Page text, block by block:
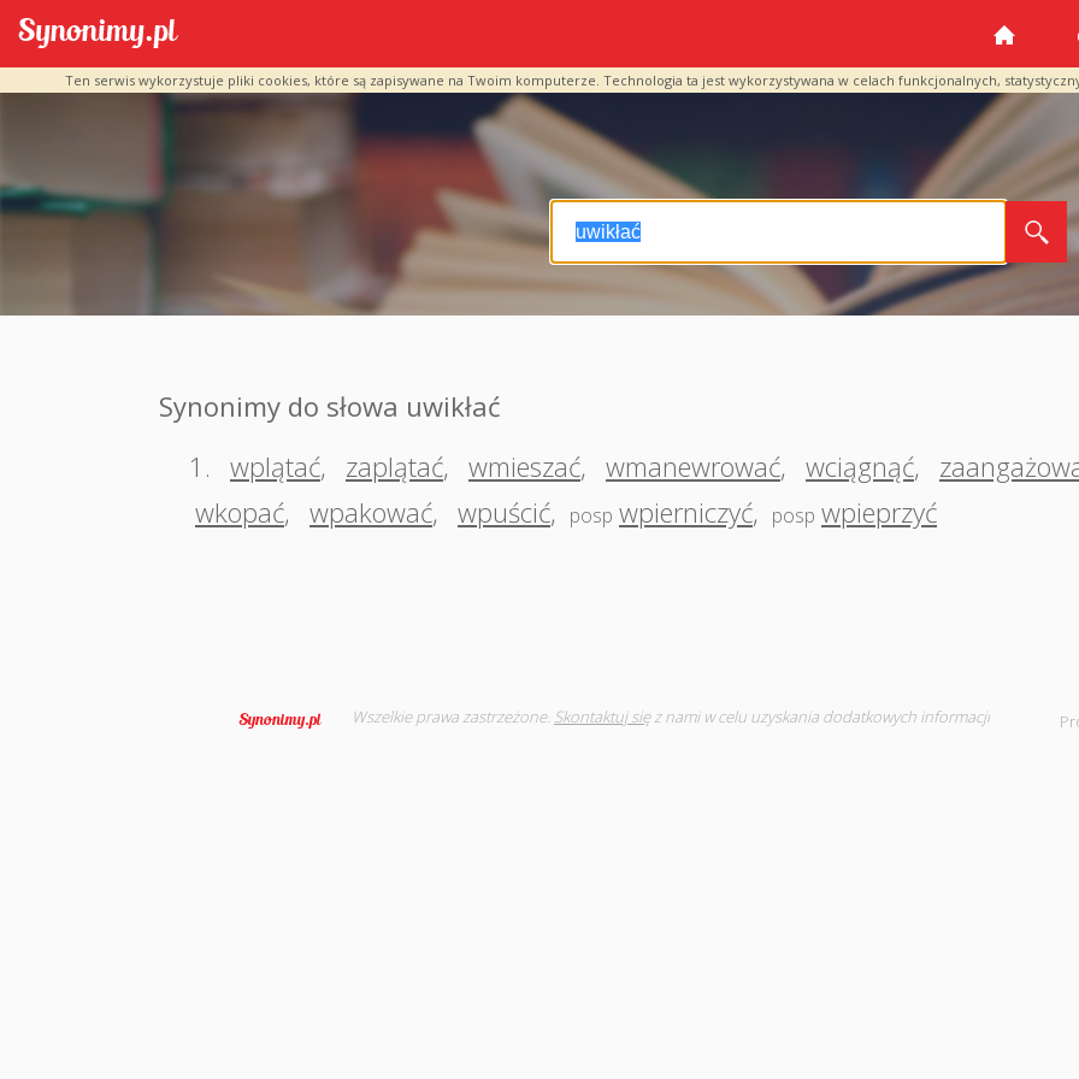
Ten serwis wykorzystuje pliki cookies, które są zapisywane na Twoim komputerze. Technologia ta jest wykorzystywana w celach funkcjonalnych,
Synonimy do słowa uwikłać
1. wplątać, zaplątać, wmieszać, wmanewrować, wciągnąć,
wkopać, wpakować, wpuścić, posp wpierniczyć, posp wpieprzyć
Wszelkie prawa zastrzeżone. Skontaktuj sięz nami w celu uzyskania dodatkowych informacji